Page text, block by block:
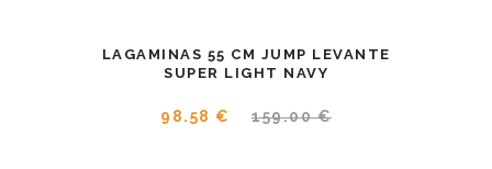
LAGAMINAS 55 CM JUMP LEVANTE
SUPER LIGHT NAVY
98.58 € 159.00 €